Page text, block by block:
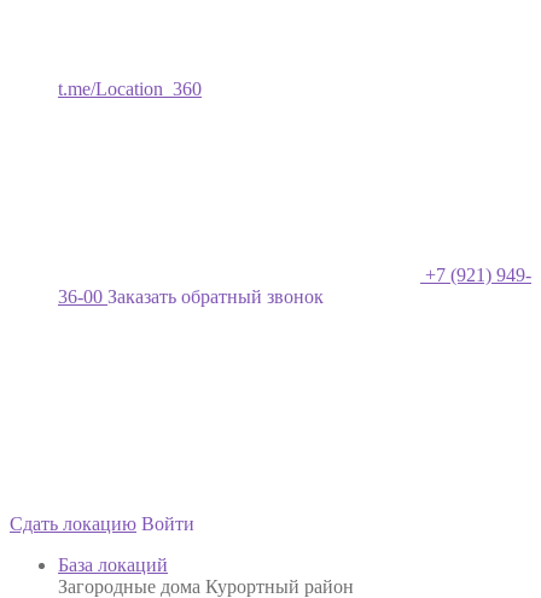
t.me/Location_360
+7 (921) 949-
36-00 Заказать обратный звонок
Сдать локацию Войти
База локаций
Загородные дома Курортный район